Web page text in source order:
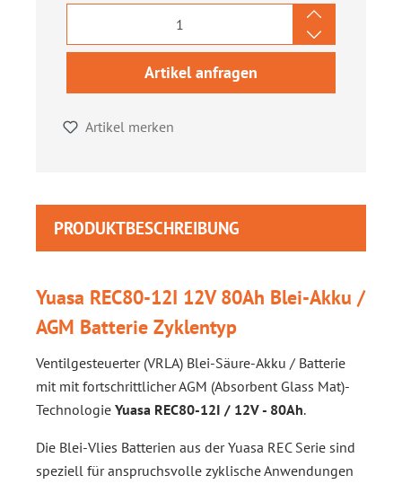
Artikel anfragen
Artikel merken
PRODUKTBESCHREIBUNG
Yuasa REC80-12I 12V 80Ah Blei-Akku /
AGM Batterie Zyklentyp
Ventilgesteuerter (VRLA) Blei-Säure-Akku / Batterie
mit mit fortschrittlicher AGM (Absorbent Glass Mat)-
Technologie Yuasa REC80-12I / 12V - 80Ah.
Die Blei-Vlies Batterien aus der Yuasa REC Serie sind
speziell für anspruchsvolle zyklische Anwendungen